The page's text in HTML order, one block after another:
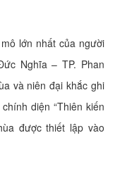
lớn nhất của người
Nghĩa – TP. Phan
và niên đại khắc ghi
diện “Thiên kiến
được thiết lập vào